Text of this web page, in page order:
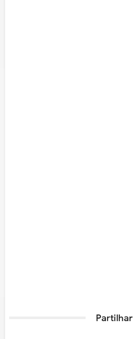
Partilhar